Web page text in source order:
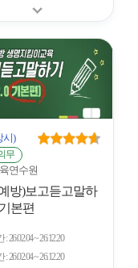
시)
무
연수원
방)보고듣고말하
본편
26.02.04 ~ 26.12.20
26.02.04 ~ 26.12.20